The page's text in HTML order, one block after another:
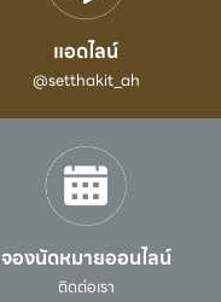
แอดไลน์
@setthakit_ah
จองนัดหมายออนไลน์
ติดต่อเรา